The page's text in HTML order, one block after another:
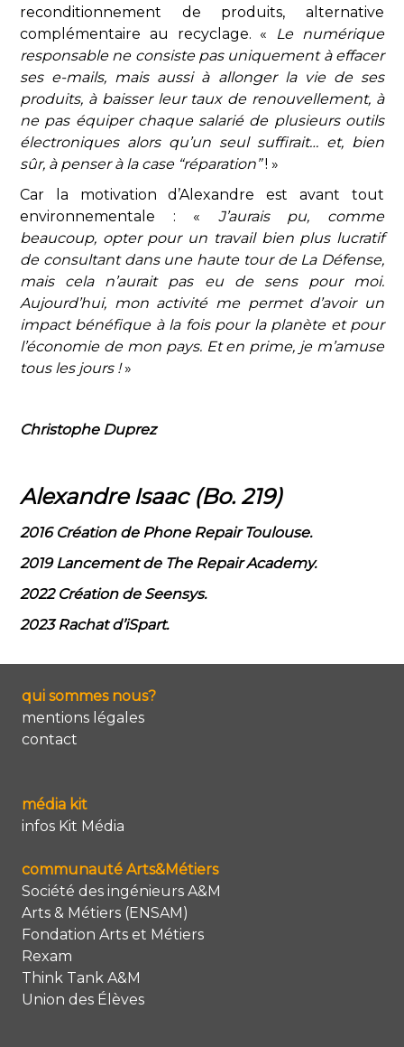
reconditionnement de produits, alternative
complémentaire au recyclage. « Le numérique
responsable ne consiste pas uniquement à effacer
ses e-mails, mais aussi à allonger la vie de ses
produits, à baisser leur taux de renouvellement, à
ne pas équiper chaque salarié de plusieurs outils
électroniques alors qu’un seul suffirait… et, bien
sûr, à penser à la case “réparation”! »
Car la motivation d’Alexandre est avant tout
environnementale : « J’aurais pu, comme
beaucoup, opter pour un travail bien plus lucratif
de consultant dans une haute tour de La Défense,
mais cela n’aurait pas eu de sens pour moi.
Aujourd’hui, mon activité me permet d’avoir un
impact bénéfique à la fois pour la planète et pour
l’économie de mon pays. Et en prime, je m’amuse
tous les jours !»
Christophe Duprez
Alexandre Isaac (Bo. 219)
2016 Création de Phone Repair Toulouse.
2019 Lancement de The Repair Academy.
2022 Création de Seensys.
2023 Rachat d’iSpart.
qui sommes nous?
mentions légales
contact
média kit
infos Kit Média
communauté Arts&Métiers
Société des ingénieurs A&M
Arts & Métiers (ENSAM)
Fondation Arts et Métiers
Rexam
Think Tank A&M
Union des Élèves